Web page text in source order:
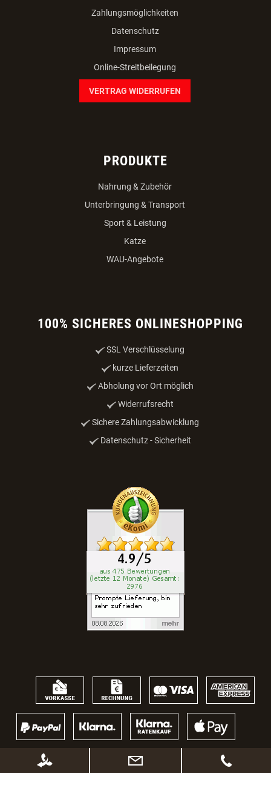
Zahlungsmöglichkeiten
Datenschutz
Impressum
Online-Streitbeilegung
VERTRAG WIDERRUFEN
PRODUKTE
Nahrung & Zubehör
Unterbringung & Transport
Sport & Leistung
Katze
WAU-Angebote
100% SICHERES ONLINESHOPPING
SSL Verschlüsselung
kurze Lieferzeiten
Abholung vor Ort möglich
Widerrufsrecht
Sichere Zahlungsabwicklung
Datenschutz - Sicherheit
* Alle Preise inkl. gesetzl. Mehrwertsteuer zzgl.
, wenn nicht